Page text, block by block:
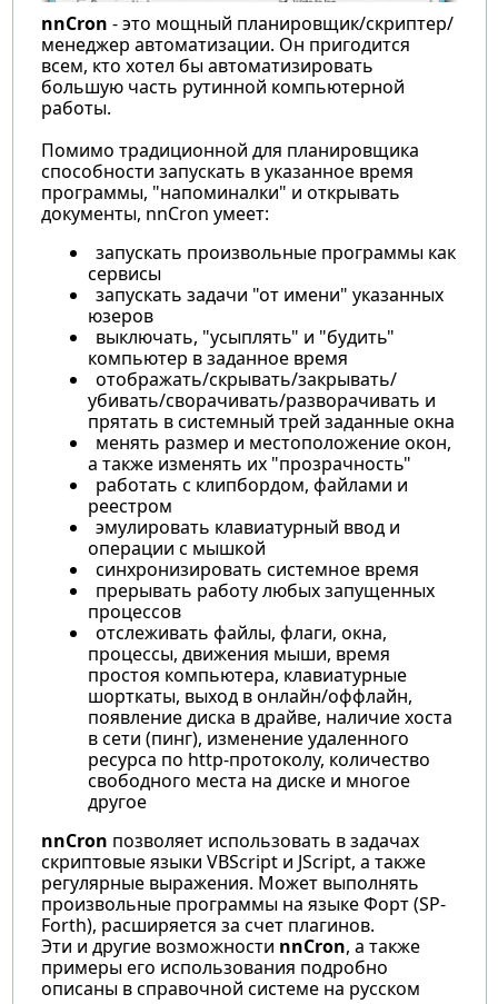
nnCron - это мощный планировщик/скриптер/
менеджер автоматизации. Он пригодится
всем, кто хотел бы автоматизировать
большую часть рутинной компьютерной
работы.
Помимо традиционной для планировщика
способности запускать в указанное время
программы, "напоминалки" и открывать
документы, nnCron умеет:
запускать произвольные программы как
сервисы
запускать задачи "от имени" указанных
юзеров
выключать, "усыплять" и "будить"
компьютер в заданное время
отображать/скрывать/закрывать/
убивать/сворачивать/разворачивать и
прятать в системный трей заданные окна
менять размер и местоположение окон,
а также изменять их "прозрачность"
работать с клипбордом, файлами и
реестром
эмулировать клавиатурный ввод и
операции с мышкой
синхронизировать системное время
прерывать работу любых запущенных
процессов
отслеживать файлы, флаги, окна,
процессы, движения мыши, время
простоя компьютера, клавиатурные
шорткаты, выход в онлайн/оффлайн,
появление диска в драйве, наличие хоста
в сети (пинг), изменение удаленного
ресурса по http-протоколу, количество
свободного места на диске и многое
другое
nnCron позволяет использовать в задачах
скриптовые языки VBScript и JScript, а также
регулярные выражения. Может выполнять
произвольные программы на языке Форт (SP-
Forth), расширяется за счет плагинов.
Эти и другие возможности nnCron, а также
примеры его использования подробно
описаны в справочной системе на русском